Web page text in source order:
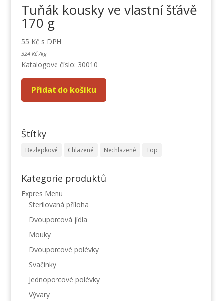
Tuňák kousky ve vlastní šťávě
170 g
55 Kč s DPH
324 Kč /kg
Katalogové číslo: 30010
Přidat do košíku
Štítky
Bezlepkové Chlazené Nechlazené Top
Kategorie produktů
Expres Menu
Sterilovaná příloha
Dvouporcová jídla
Mouky
Dvouporcové polévky
Svačinky
Jednoporcové polévky
Vývary